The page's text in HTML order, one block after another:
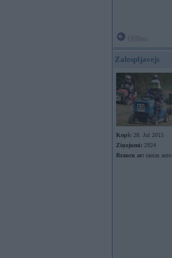
Zalespljavejs
Kopš: 28. Jul 2015
Ziņojumi: 2924
Braucu ar: tautas auto